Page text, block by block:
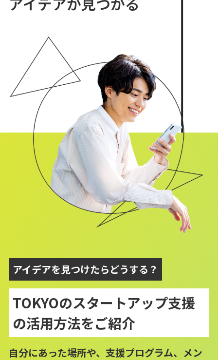
アイデアを見つけたらどうする？
TOKYOのスタートアップ支援
の活用方法をご紹介
自分にあった場所や、支援プログラム、メン